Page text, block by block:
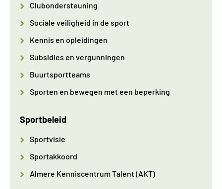
Clubondersteuning
Sociale veiligheid in de sport
Kennis en opleidingen
Subsidies en vergunningen
Buurtsportteams
Sporten en bewegen met een beperking
Sportbeleid
Sportvisie
Sportakkoord
Almere Kenniscentrum Talent (AKT)